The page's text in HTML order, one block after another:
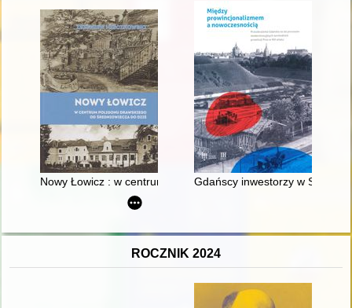
Nowy Łowicz : w centrum poligonu drawskiego od
Gdańscy inwestorzy w
ROCZNIK 2024